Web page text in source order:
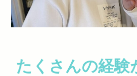
たくさんの経験